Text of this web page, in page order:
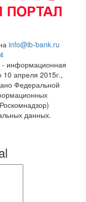
info@ib-bank.ru
- информационная
10 апреля 2015г.,
Федеральной
данных.